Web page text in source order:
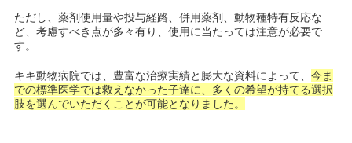
ただし、薬剤使用量や投与経路、併用薬剤、動物種特有反応な
ど、考慮すべき点が多々有り、使用に当たっては注意が必要で
す。
キキ動物病院では、豊富な治療実績と膨大な資料によって、今ま
での標準医学では救えなかった子達に、多くの希望が持てる選択
肢を選んでいただくことが可能となりました。